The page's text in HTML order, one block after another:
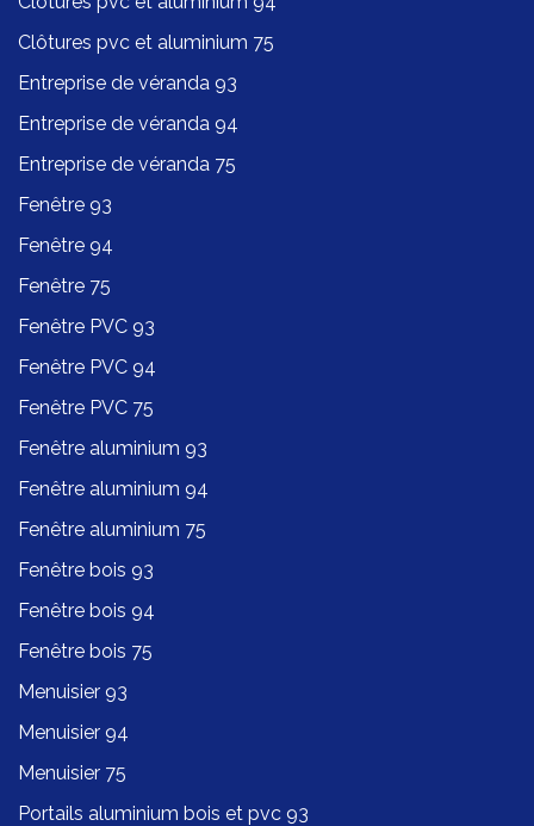
Clôtures pvc et aluminium 75
Entreprise de véranda 93
Entreprise de véranda 94
Entreprise de véranda 75
Fenêtre 93
Fenêtre 94
Fenêtre 75
Fenêtre PVC 93
Fenêtre PVC 94
Fenêtre PVC 75
Fenêtre aluminium 93
Fenêtre aluminium 94
Fenêtre aluminium 75
Fenêtre bois 93
Fenêtre bois 94
Fenêtre bois 75
Menuisier 93
Menuisier 94
Menuisier 75
Portails aluminium bois et pvc 93